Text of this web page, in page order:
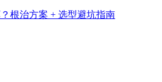
根治方案 + 选型避坑指南